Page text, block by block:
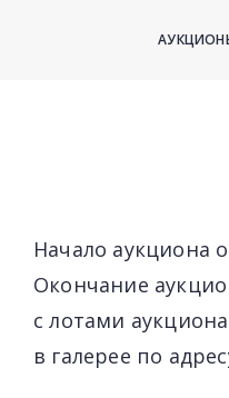
Начало аукциона
Окончание
с лотами
в галерее по